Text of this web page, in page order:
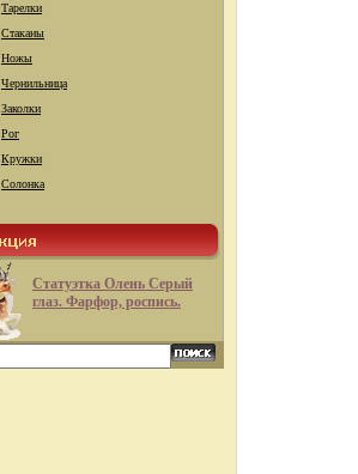
Тарелки
Стаканы
Ножы
Чернильница
Заколки
Рог
Кружки
Солонка
Статуэтка Олень Серый
глаз. Фарфор, роспись.